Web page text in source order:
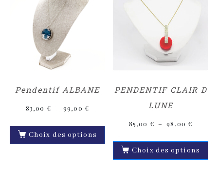
Pendentif ALBANE
83,00 € – 99,00 €
Choix des options
PENDENTIF CLAIR D
LUNE
85,00 € – 98,00 €
Choix des options